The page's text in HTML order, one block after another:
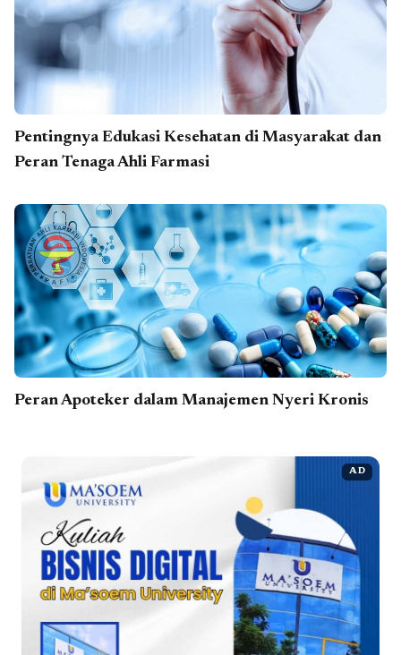
Pentingnya Edukasi Kesehatan di Masyarakat dan
Peran Tenaga Ahli Farmasi
Peran Apoteker dalam Manajemen Nyeri Kronis
AD